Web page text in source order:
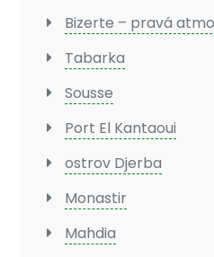
Bizerte – pravá
Tabarka
Sousse
Port El Kantaoui
ostrov Djerba
Monastir
Mahdia